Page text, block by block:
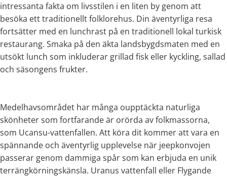
intressanta fakta om livsstilen i en liten by genom att
besöka ett traditionellt folklorehus. Din äventyrliga resa
fortsätter med en lunchrast på en traditionell lokal turkisk
restaurang. Smaka på den äkta landsbygdsmaten med en
utsökt lunch som inkluderar grillad fisk eller kyckling, sallad
och säsongens frukter.
Medelhavsområdet har många oupptäckta naturliga
skönheter som fortfarande är orörda av folkmassorna,
som Ucansu-vattenfallen. Att köra dit kommer att vara en
spännande och äventyrlig upplevelse när jeepkonvojen
passerar genom dammiga spår som kan erbjuda en unik
terrängkörningskänsla. Uranus vattenfall eller Flygande